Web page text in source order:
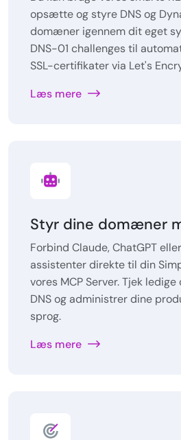
opsætte og styre DNS og
domæner igennem dit eget
DNS-01 challenges til
SSL-certifikater via Let's
Læs mere
Styr dine domæner
Forbind Claude, ChatGPT
assistenter direkte til din
vores MCP Server. Tjek
DNS og administrer dine
sprog.
Læs mere